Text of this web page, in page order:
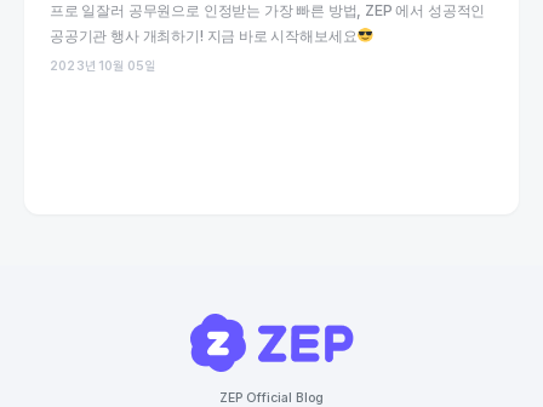
프로 일잘러 공무원으로 인정받는 가장 빠른 방법, ZEP 에서 성공적인
공공기관 행사 개최하기! 지금 바로 시작해보세요
2023년 10월 05일
ZEP Official Blog